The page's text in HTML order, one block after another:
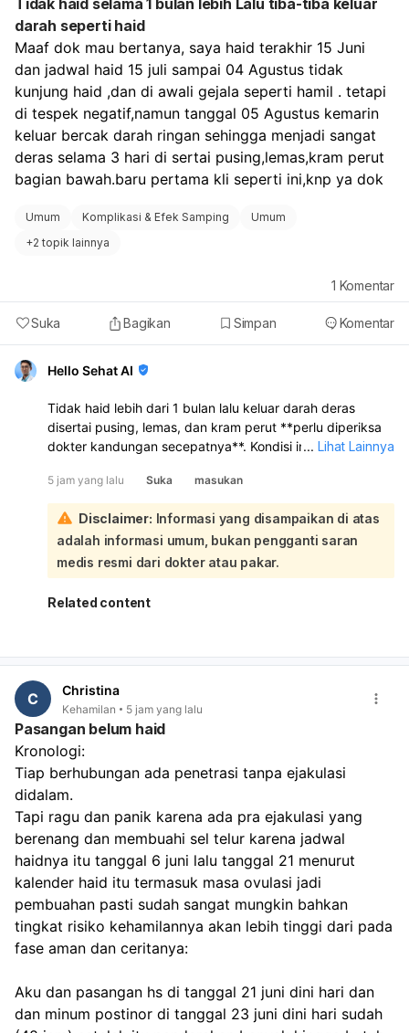
darah seperti haid
Maaf dok mau bertanya, saya haid terakhir 15 Juni
dan jadwal haid 15 juli sampai 04 Agustus tidak
kunjung haid ,dan di awali gejala seperti hamil . tetapi
di tespek negatif,namun tanggal 05 Agustus kemarin
keluar bercak darah ringan sehingga menjadi sangat
deras selama 3 hari di sertai pusing,lemas,kram perut
bagian bawah.baru pertama kli seperti ini,knp ya dok
Umum Komplikasi & Efek Samping
Umum
+2 topik lainnya
Suka Bagikan Simpan Komentar
1 Komentar
Hello Sehat AI
Tidak haid lebih dari 1 bulan lalu keluar darah deras
disertai pusing, lemas, dan kram perut **perlu diperiksa
dokter kandungan secepatnya**. Kondisi ini bisa
kemudian keluar darah seperti haid, keguguran sangat
dini, atau masalah lain pada rahim/kehamilan**. Karena
tespek negatif, kehamilan belum bisa dipastikan, tetapi
**tetap perlu evaluasi** bila keluhan berlanjut atau
perdarahannya banyak:
Kalau darah keluar sangat banyak, misalnya1 pembalut
penuh dalam 1–2 jam
fisik, tes kehamilan ulang bila perlu, dan USG agar
... Lihat Lainnya
5 jam yang lalu Suka masukan
Disclaimer: Informasi yang disampaikan di atas
adalah informasi umum, bukan pengganti saran
medis resmi dari dokter atau pakar.
Related content
C Christina
Kehamilan 5 jam yang lalu
Pasangan belum haid
Kronologi:
Tiap berhubungan ada penetrasi tanpa ejakulasi
didalam.
Tapi ragu dan panik karena ada pra ejakulasi yang
berenang dan membuahi sel telur karena jadwal
haidnya itu tanggal 6 juni lalu tanggal 21 menurut
kalender haid itu termasuk masa ovulasi jadi
pembuahan pasti sudah sangat mungkin bahkan
tingkat risiko kehamilannya akan lebih tinggi dari pada
fase aman dan ceritanya:
Aku dan pasangan hs di tanggal 21 juni dini hari dan
dan minum postinor di tanggal 23 juni dini hari sudah